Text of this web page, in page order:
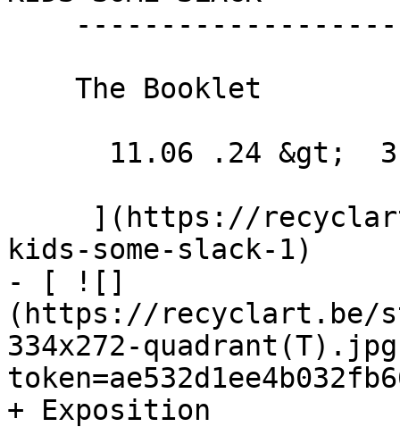
kids-some-slack-1)
- [ ![]
(https://recyclart.be/
334x272-
+ Exposition